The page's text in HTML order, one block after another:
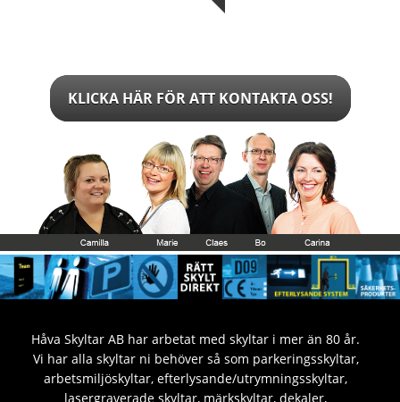
KLICKA HÄR FÖR ATT KONTAKTA OSS!
Håva Skyltar AB har arbetat med skyltar i mer än 80 år.
Vi har alla skyltar ni behöver så som parkeringsskyltar,
arbetsmiljöskyltar, efterlysande/utrymningsskyltar,
lasergraverade skyltar, märkskyltar, dekaler,